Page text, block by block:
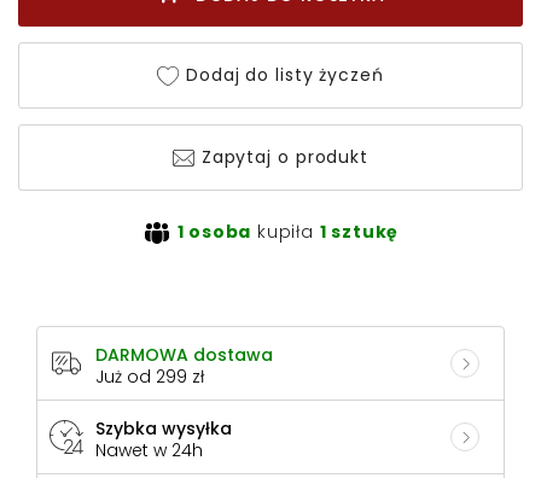
Dodaj do listy życzeń
Zapytaj o produkt
1 osoba kupiła 1 sztukę
DARMOWA dostawa
Już od 299 zł
Szybka wysyłka
Nawet w 24h